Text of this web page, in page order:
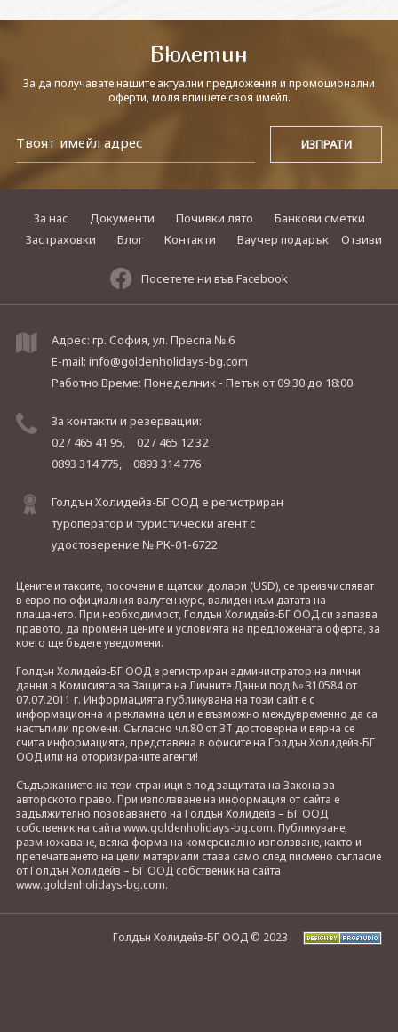
Бюлетин
За да получавате нашите актуални предложения и промоционални
оферти, моля впишете своя имейл.
За нас Документи Почивки лято
Банкови сметки
Застраховки
Блог Контакти Ваучер подарък Отзиви
Посетете ни във Facebook
Адрес: гр. София, ул. Преспа № 6
E-mail: info@goldenholidays-bg.com
Работно Време: Понеделник - Петъкот 09:30 до 18:00
За контакти и резервации:
02 / 465 41 95,
02 / 465 12 32
0893 314 775,
0893 314 776
Голдън Холидейз-БГ ООД е регистриран
туроператор и туристически агент с
удостоверение № РК-01-6722
Цените и таксите, посочени в щатски долари (USD), се преизчисляват
в евро по официалния валутен курс, валиден към датата на
плащането. При необходимост, Голдън Холидейз-БГ ООД си запазва
правото, да променя цените и условията на предложената оферта, за
което ще бъдете уведомени.
Голдън Холидейз-БГ ООД е регистриран администратор на лични
данни в Комисията за Защита на Личните Данни под № 310584 от
07.07.2011 г. Информацията публикувана на този сайт е с
информационна и рекламна цел и е възможно междувременно да са
настъпили промени. Съгласно чл.80 от ЗТ достоверна и вярна се
счита информацията, представена в офисите на Голдън Холидейз-БГ
ООД или на оторизираните агенти!
Съдържанието на тези страници е под защитата на Закона за
авторското право. При използване на информация от сайта е
задължително позоваването на Голдън Холидейз – БГ ООД
собственик на сайта www.goldenholidays-bg.com. Публикуване,
размножаване, всяка форма на комерсиално използване, както и
препечатването на цели материали става само след писмено съгласие
от Голдън Холидейз – БГ ООД собственик на сайта
www.goldenholidays-bg.com.
Голдън Холидейз-БГ ООД © 2023